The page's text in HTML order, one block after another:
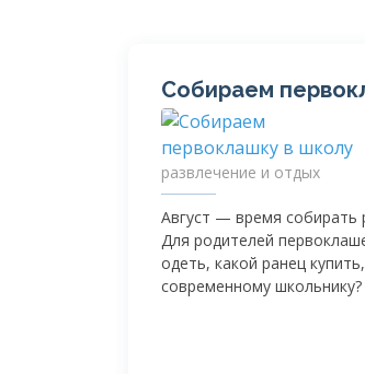
Собираем
развлечение и отдых
Август — время собирать
Для родителей
одеть, какой ранец
современному школьнику?